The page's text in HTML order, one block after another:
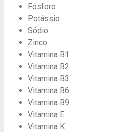
Fósforo
Potássio
Sódio
Zinco
Vitamina B1
Vitamina B2
Vitamina B3
Vitamina B6
Vitamina B9
Vitamina E
Vitamina K